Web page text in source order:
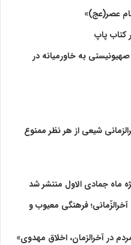
کتاب پاپ
به خاورمیانه در
شیعی از هر نظر ممنوع
ماه جمادی الاول منتشر شد
فرهنگی معیوب و
در آخرالزمان، اخلاق مهدوی»